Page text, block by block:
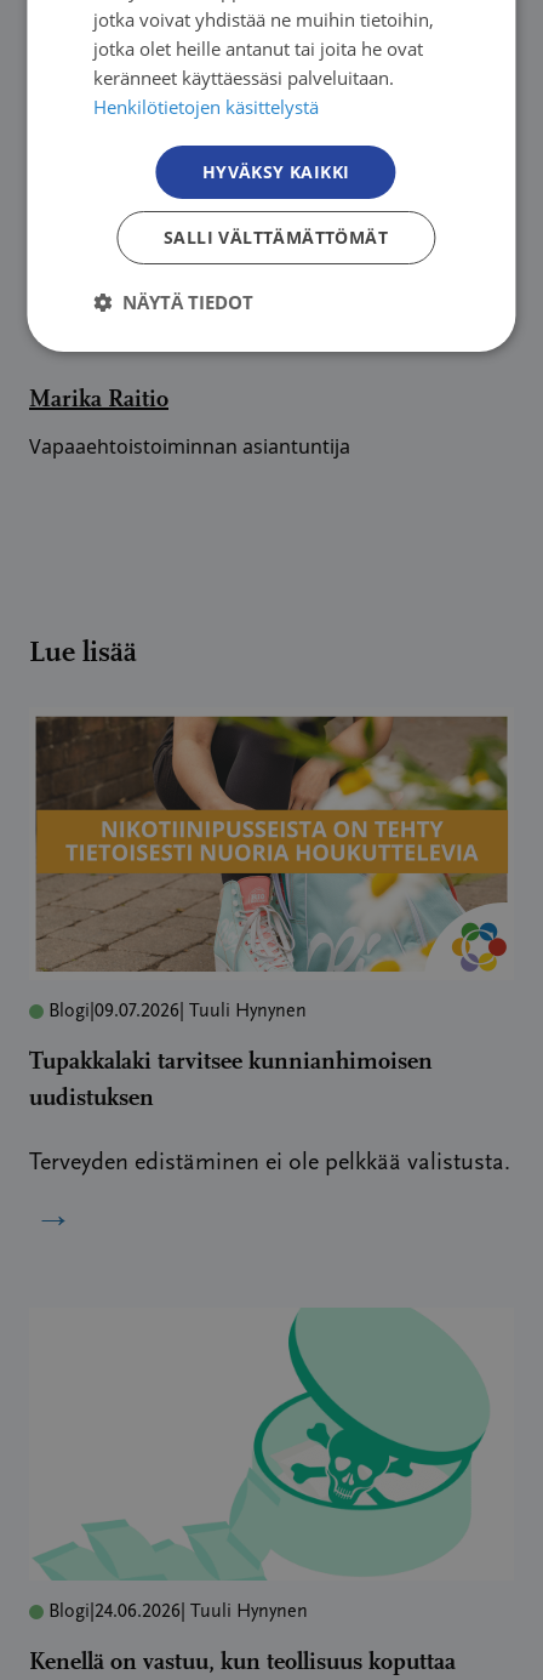
Anne Rautiainen
Marika Raitio
Vapaaehtoistoiminnan asiantuntija
Lue lisää
Blogi 09.07.2026 | Tuuli Hynynen
Tupakkalaki tarvitsee kunnianhimoisen
uudistuksen
Terveyden edistäminen ei ole pelkkää valistusta.
→
Blogi 24.06.2026 | Tuuli Hynynen
Kenellä on vastuu, kun teollisuus koputtaa
jotka voivat yhdistää ne muihin tietoihin,
jotka olet heille antanut tai joita he ovat
keränneet käyttäessäsi palveluitaan.
Henkilötietojen käsittelystä
HYVÄKSY KAIKKI
SALLI VÄLTTÄMÄTTÖMÄT
NÄYTÄ TIEDOT